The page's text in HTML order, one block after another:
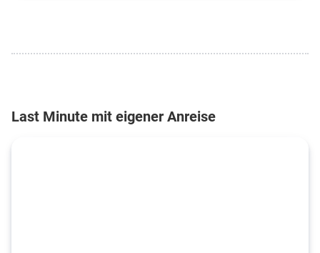
Last Minute mit eigener Anreise